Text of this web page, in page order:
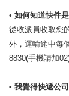
• 如何知道快件
從收派員收取您
外，運輸途中每
8830(手機請加
• 我覺得快遞公